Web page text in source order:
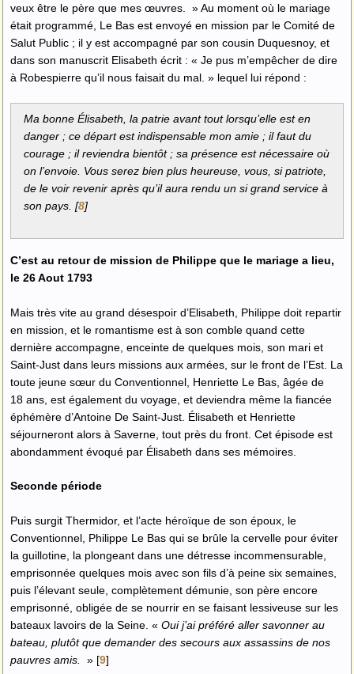
veux être le père que mes œuvres. » Au moment où le mariage
était programmé, Le Bas est envoyé en mission par le Comité de
Salut Public ; il y est accompagné par son cousin Duquesnoy, et
dans son manuscrit Elisabeth écrit : « Je pus m’empêcher de dire
à Robespierre qu’il nous faisait du mal. » lequel lui répond :
Ma bonne Élisabeth, la patrie avant tout lorsqu’elle est en
danger ; ce départ est indispensable mon amie ; il faut du
courage ; il reviendra bientôt ; sa présence est nécessaire où
on l’envoie. Vous serez bien plus heureuse, vous, si patriote,
de le voir revenir après qu’il aura rendu un si grand service à
son pays. [8]
C’est au retour de mission de Philippe que le mariage a lieu,
le 26 Aout 1793
Mais très vite au grand désespoir d’Elisabeth, Philippe doit repartir
en mission, et le romantisme est à son comble quand cette
dernière accompagne, enceinte de quelques mois, son mari et
Saint-Just dans leurs missions aux armées, sur le front de l’Est. La
toute jeune sœur du Conventionnel, Henriette Le Bas, âgée de
18 ans, est également du voyage, et deviendra même la fiancée
éphémère d’Antoine De Saint-Just. Élisabeth et Henriette
séjourneront alors à Saverne, tout près du front. Cet épisode est
abondamment évoqué par Élisabeth dans ses mémoires.
Seconde période
Puis surgit Thermidor, et l’acte héroïque de son époux, le
Conventionnel, Philippe Le Bas qui se brûle la cervelle pour éviter
la guillotine, la plongeant dans une détresse incommensurable,
emprisonnée quelques mois avec son fils d’à peine six semaines,
puis l’élevant seule, complètement démunie, son père encore
emprisonné, obligée de se nourrir en se faisant lessiveuse sur les
bateaux lavoirs de la Seine. « Oui j’ai préféré aller savonner au
bateau, plutôt que demander des secours aux assassins de nos
pauvres amis.
»[9]